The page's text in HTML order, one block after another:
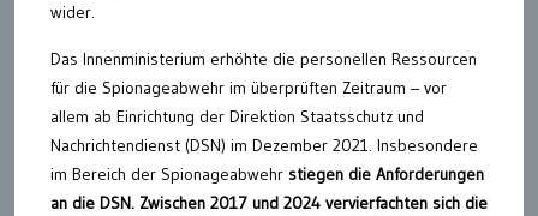
wider.
Das Innenministerium erhöhte die personellen Ressourcen
für die Spionageabwehr im überprüften Zeitraum – vor
allem ab Einrichtung der Direktion Staatsschutz und
Nachrichtendienst (DSN) im Dezember 2021. Insbesondere
im Bereich der Spionageabwehr stiegen die Anforderungen
an die DSN. Zwischen 2017 und 2024 vervierfachten sich die